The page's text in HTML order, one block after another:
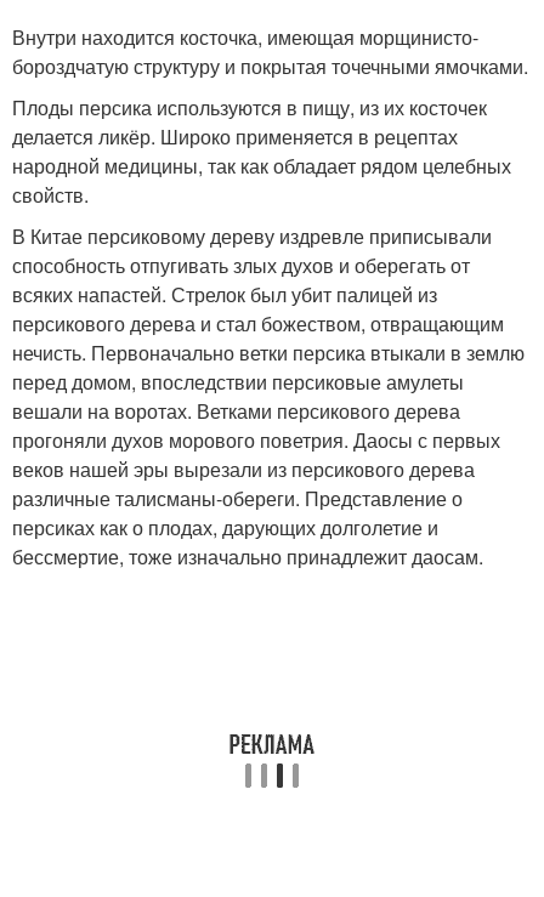
Внутри находится косточка, имеющая морщинисто-
бороздчатую структуру и покрытая точечными ямочками.
Плоды персика используются в пищу, из их косточек
делается ликёр. Широко применяется в рецептах
народной медицины, так как обладает рядом целебных
свойств.
В Китае персиковому дереву издревле приписывали
способность отпугивать злых духов и оберегать от
всяких напастей. Стрелок был убит палицей из
персикового дерева и стал божеством, отвращающим
нечисть. Первоначально ветки персика втыкали в землю
перед домом, впоследствии персиковые амулеты
вешали на воротах. Ветками персикового дерева
прогоняли духов морового поветрия. Даосы с первых
веков нашей эры вырезали из персикового дерева
различные талисманы-обереги. Представление о
персиках как о плодах, дарующих долголетие и
бессмертие, тоже изначально принадлежит даосам.